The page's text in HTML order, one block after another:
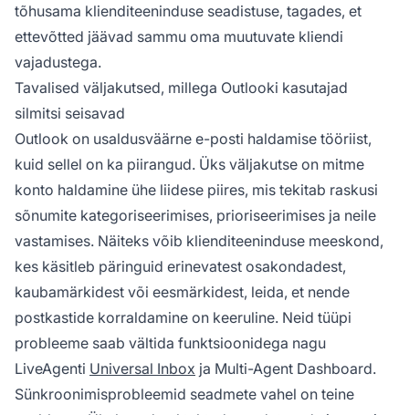
tõhusama klienditeeninduse seadistuse, tagades, et
ettevõtted jäävad sammu oma muutuvate kliendi
vajadustega.
Tavalised väljakutsed, millega Outlooki kasutajad
silmitsi seisavad
Outlook on usaldusväärne e-posti haldamise tööriist,
kuid sellel on ka piirangud. Üks väljakutse on mitme
konto haldamine ühe liidese piires, mis tekitab raskusi
sõnumite kategoriseerimises, prioriseerimises ja neile
vastamises. Näiteks võib klienditeeninduse meeskond,
kes käsitleb päringuid erinevatest osakondadest,
kaubamärkidest või eesmärkidest, leida, et nende
postkastide korraldamine on keeruline. Neid tüüpi
probleeme saab vältida funktsioonidega nagu
LiveAgenti Universal Inbox ja Multi-Agent Dashboard.
Sünkroonimisprobleemid seadmete vahel on teine